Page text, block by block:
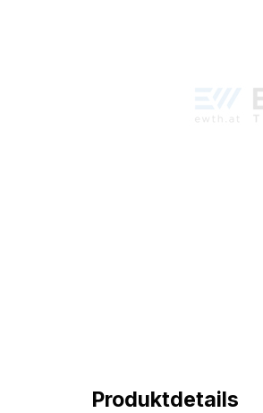
Produktdetails